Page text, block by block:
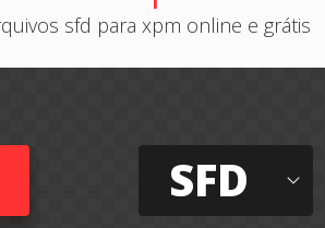
sfd para xpm online e grátis
SFD